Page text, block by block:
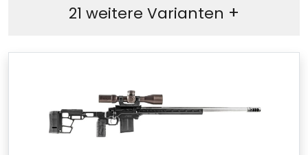
21 weitere Varianten +